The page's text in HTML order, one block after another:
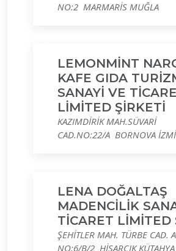
NO:2 MARMARİS MUĞLA
LEMONMİNT
KAFE GIDA
SANAYİ VE
LİMİTED ŞİRKETİ
KAZIMDİRİK MAH.SÜVARİ
CAD.NO:22/A BORNOVA
LENA DOĞALTAŞ
MADENCİLİK
TİCARET LİMİTED
ŞEHİTLER MAH. TÜRBE CAD.
NO:6/B/2 HİSARCIK KÜTAHYA